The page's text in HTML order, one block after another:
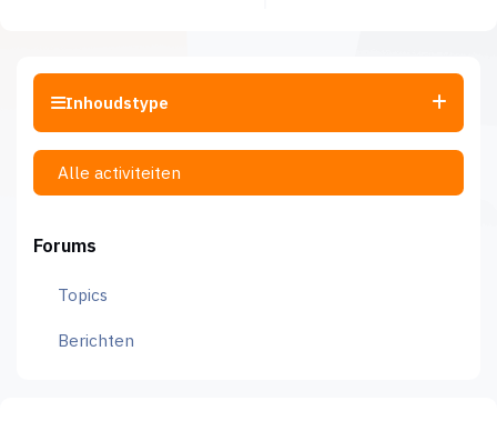
Inhoudstype
Alle activiteiten
Forums
Topics
Berichten